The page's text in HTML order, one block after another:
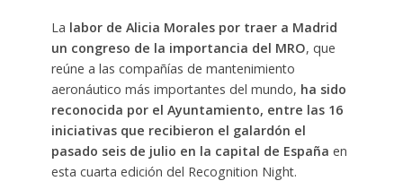
La labor de Alicia Morales por traer a Madrid
un congreso de la importancia del MRO, que
reúne a las compañías de mantenimiento
aeronáutico más importantes del mundo, ha sido
reconocida por el Ayuntamiento, entre las 16
iniciativas que recibieron el galardón el
pasado seis de julio en la capital de España en
esta cuarta edición del Recognition Night.